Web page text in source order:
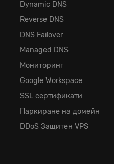
Dynamic DNS
Reverse DNS
DNS Failover
Managed DNS
Мониторинг
Google Workspace
SSL сертификати
Паркиране на домейн
DDoS Защитен VPS